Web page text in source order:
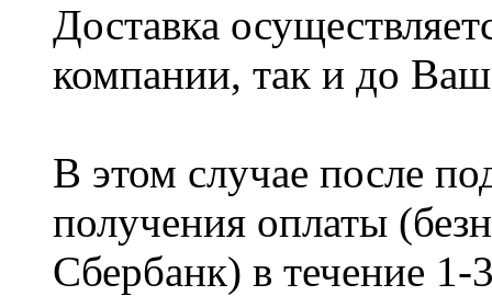
Доставка
компании, так и до
В этом случае после
получения оплаты
Сбербанк) в течение